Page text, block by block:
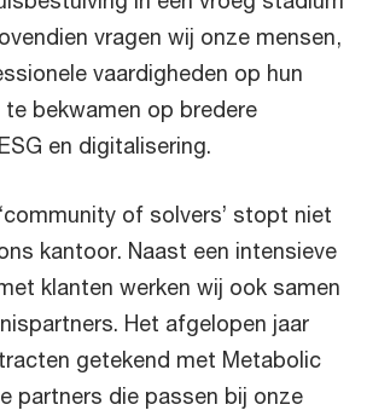
vragen wij onze mensen,
vaardigheden op hun
bekwamen op bredere
en digitalisering.
of solvers’ stopt niet
kantoor. Naast een intensieve
klanten werken wij ook samen
Het afgelopen jaar
getekend met Metabolic
partners die passen bij onze